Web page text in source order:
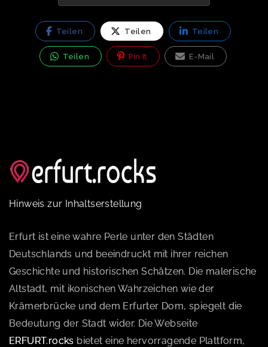
Teilen Teilen Teilen
Teilen Pin It E-Mail
Hinweis zur Inhaltserstellung
Erfurt ist eine wahre Perle unter den Städten
Deutschlands und beeindruckt mit ihrer reichen
Geschichte und historischen Schätzen. Die malerische
Altstadt, mit ikonischen Wahrzeichen wie der
Krämerbrücke und dem Erfurter Dom, spiegelt die
Bedeutung der Stadt wider. Die Webseite
ERFURT.rocks bietet eine hervorragende Plattform,